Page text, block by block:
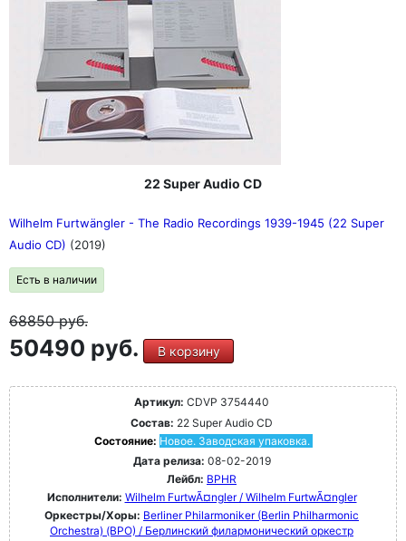
22 Super Audio CD
Wilhelm Furtwängler - The Radio Recordings 1939-1945 (22 Super
Audio CD) (2019)
Есть в наличии
68850руб.
50490 руб. В корзину
Артикул: CDVP 3754440
Состав: 22 Super Audio CD
Состояние: Новое. Заводская упаковка.
Дата релиза: 08-02-2019
Лейбл: BPHR
Исполнители: Wilhelm FurtwÃ¤ngler / Wilhelm FurtwÃ¤ngler
Оркестры/Хоры: Berliner Philarmoniker (Berlin Philharmonic
Orchestra) (BPO) / Берлинский филармонический оркестр